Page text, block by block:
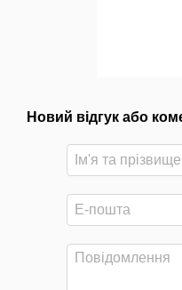
Новий відгук або